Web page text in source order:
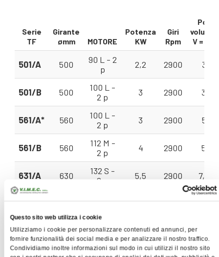
Questo sito web utilizza i cookie
Utilizziamo i cookie per personalizzare contenuti ed annunci, per
fornire funzionalità dei social media e per analizzare il nostro traffico.
Condividiamo inoltre informazioni sul modo in cui utilizzi il nostro sito
Serie
TF
Girante
ømm
MOTORE
Potenza
KW
Giri
Rpm
V =
501/A 500
90 L - 2
p
2,2 2900 3 -
501/B 500
100 L -
2 p
3 2900 3 -
561/A* 560
100 L -
2 p
3 2900 5 -
561/B 560
112 M -
2 p
4 2900 5 -
631/A 630
132 S -
2 p
5,5 2900 7,1 -
631/B 630
132 S -
7,5 2900 7,1 -
711/A* 710
132 M -
2 p
9 2950
160 M -